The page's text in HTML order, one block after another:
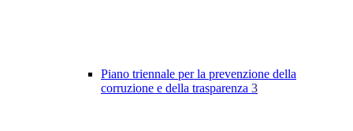
Piano triennale per la prevenzione della
corruzione e della trasparenza 3